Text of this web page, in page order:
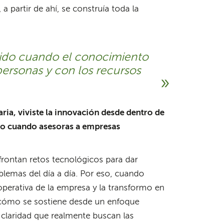
partir de ahí, se construía toda la
cuando el conocimiento
y con los recursos
viviste la innovación desde dentro de
cuando asesoras a empresas
retos tecnológicos para dar
del día a día. Por eso, cuando
de la empresa y la transformo en
se sostiene desde un enfoque
que realmente buscan las